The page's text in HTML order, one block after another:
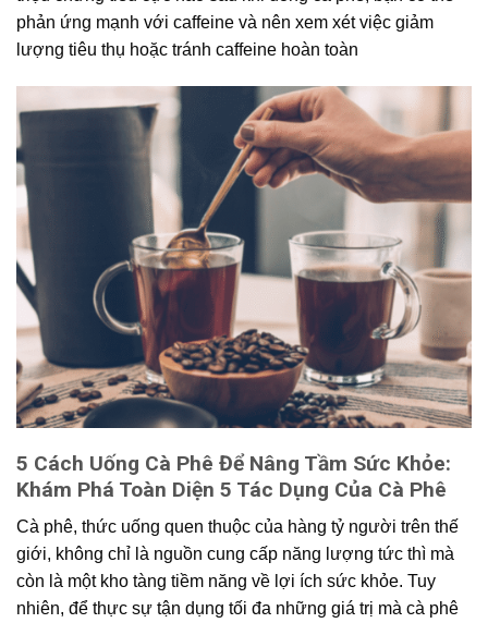
phản ứng mạnh với caffeine và nên xem xét việc giảm
lượng tiêu thụ hoặc tránh caffeine hoàn toàn
5 Cách Uống Cà Phê Để Nâng Tầm Sức Khỏe:
Khám Phá Toàn Diện 5 Tác Dụng Của Cà Phê
Cà phê, thức uống quen thuộc của hàng tỷ người trên thế
giới, không chỉ là nguồn cung cấp năng lượng tức thì mà
còn là một kho tàng tiềm năng về lợi ích sức khỏe. Tuy
nhiên, để thực sự tận dụng tối đa những giá trị mà cà phê